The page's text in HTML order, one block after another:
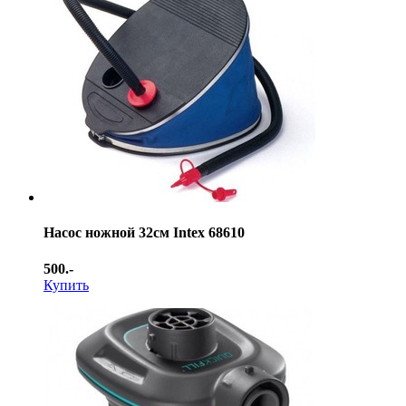
Насос ножной 32см Intex 68610
500.-
Купить